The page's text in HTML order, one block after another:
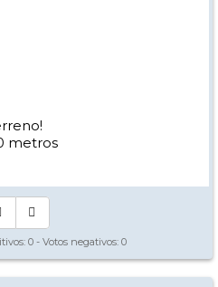
metros
0 - Votos negativos: 0